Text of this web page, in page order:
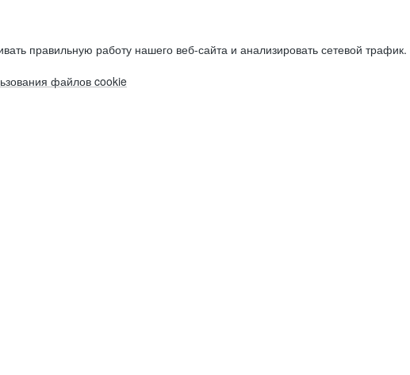
правильную работу нашего веб-сайта и анализировать сетевой трафик.
файлов cookie